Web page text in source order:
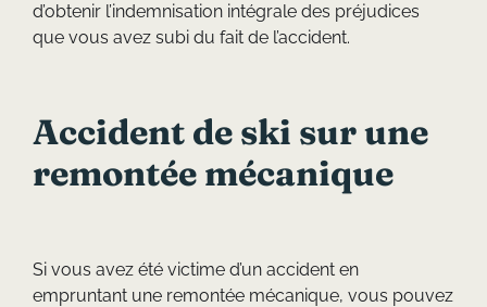
d’obtenir l’indemnisation intégrale des préjudices
que vous avez subi du fait de l’accident.
Accident de ski sur une
remontée mécanique
Si vous avez été victime d’un accident en
empruntant une remontée mécanique, vous pouvez